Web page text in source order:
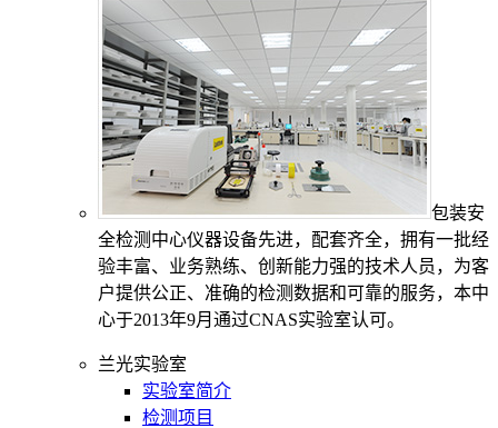
包装安
全检测中心仪器设备先进，配套齐全，拥有一批经
验丰富、业务熟练、创新能力强的技术人员，为客
户提供公正、准确的检测数据和可靠的服务，本中
心于2013年9月通过CNAS实验室认可。
兰光实验室
实验室简介
检测项目